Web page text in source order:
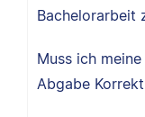
Bachelorarbeit
Muss ich
Abgabe